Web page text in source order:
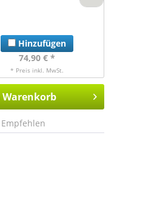
Hinzufügen
74,90 € *
* Preis inkl. MwSt.
Warenkorb
Empfehlen